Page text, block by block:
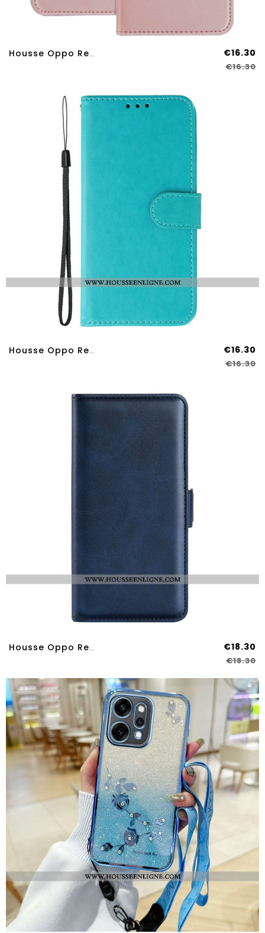
Housse Oppo Reno 14 Pro 5G Monochrome €16.30
€16.30
Housse Oppo Reno 14 Pro 5G Unie €16.30
€16.30
Housse Oppo Reno 14 Pro 5G Double Fermoir €18.30
€18.30